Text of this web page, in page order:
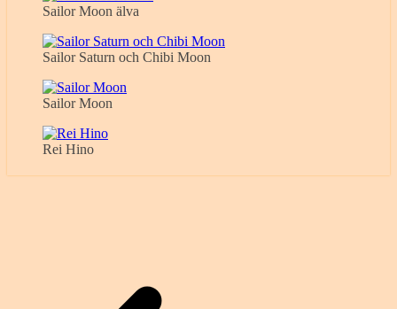
Sailor Moon älva
Sailor Saturn och Chibi Moon
Sailor Moon
Rei Hino